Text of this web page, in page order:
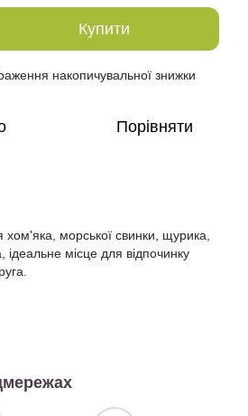
Купити
накопичувальної знижки
Порівняти
морської свинки, щурика,
місце для відпочинку